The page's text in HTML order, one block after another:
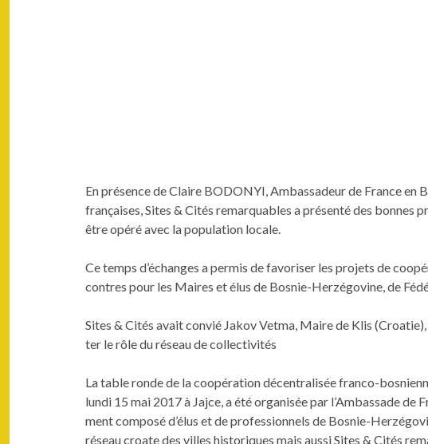
En présence de Claire BODONYI, Ambas­sadeur de France
français­es, Sites & Cités remar­quables a présen­té des bonnes
être opéré avec la pop­u­la­tion locale.
Ce temps d’échanges a per­mis de favoris­er les pro­jets de
con­tres pour les Maires et élus de Bosnie-Herzé­govine, de
Sites & Cités avait con­vié Jakov Vet­ma, Maire de Klis
ter le rôle du réseau de collectivités
La table ronde de la coopéra­tion décen­tral­isée fran­co-
lun­di 15 mai 2017 à Jajce, a été organ­isée par l’Ambassade
ment com­posé d’élus et de pro­fes­sion­nels de Bosnie-
réseau croate des villes his­toriques mais aus­si Sites & Cités